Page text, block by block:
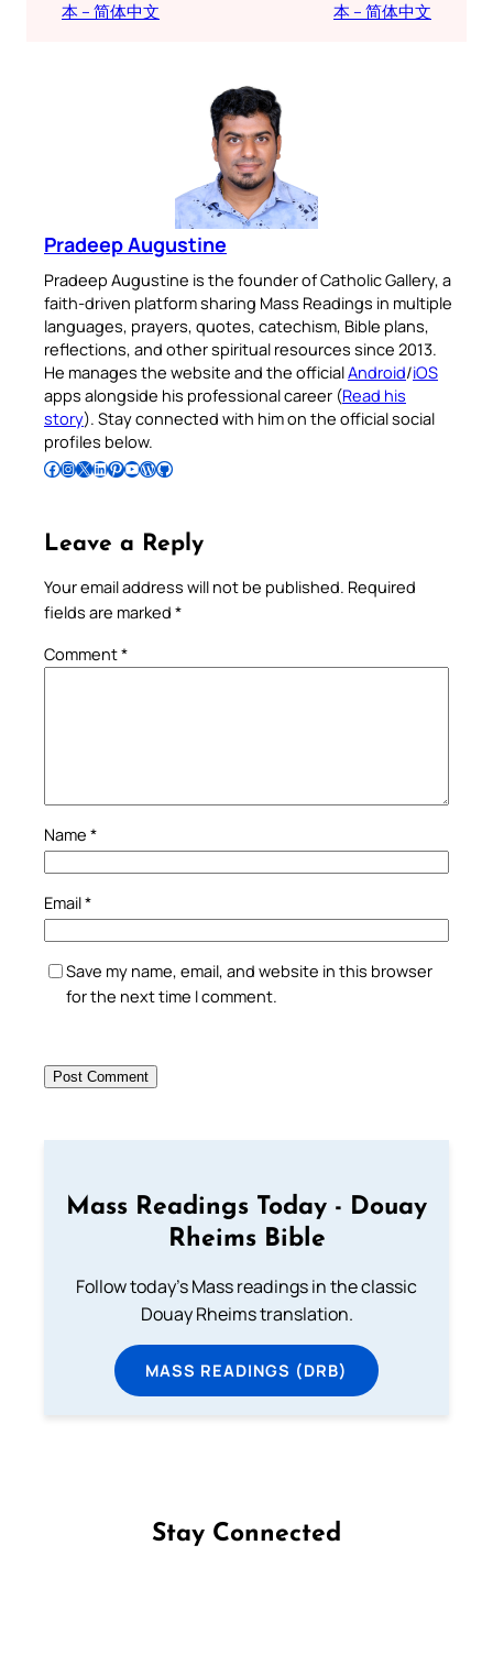
本 – 简体中文 本 – 简体中文
Pradeep Augustine
Pradeep Augustine is the founder of Catholic Gallery, a
faith-driven platform sharing Mass Readings in multiple
languages, prayers, quotes, catechism, Bible plans,
reflections, and other spiritual resources since 2013.
He manages the website and the officialAndroid/iOS
apps alongside his professional career (Read his
story). Stay connected with him on the official social
profiles below.
Follow Pradeep on Facebook Follow Pradeep on InstagramFollow Pradeep on X Follow Pradeep on LinkedIn Follow Pradeep on Pinterest Subscribe to Pradeep’s Youtube Channel Follow Pradeep on WordPress Follow Pradeep on GitHub
Leave a Reply
Your email address will not be published. Required
fields are marked *
Comment*
Name *
Email*
Save my name, email, and website in this browser
for the next time I comment.
Mass Readings Today - Douay
Rheims Bible
Follow today's Mass readings in the classic
Douay Rheims translation.
MASS READINGS (DRB)
Stay Connected